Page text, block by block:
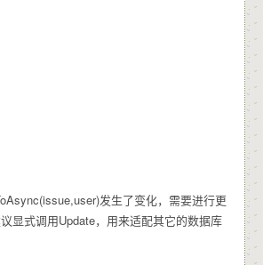
发生了变化，需要进行更
显式调用Update，用来适配其它的数据库